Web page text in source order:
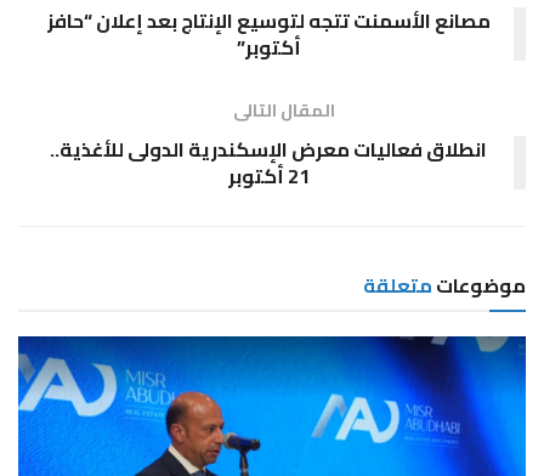
مصانع الأسمنت تتجه لتوسيع الإنتاج بعد إعلان “حافز
أكتوبر”
المقال التالى
انطلاق فعاليات معرض الإسكندرية الدولى للأغذية..
21 أكتوبر
موضوعاتمتعلقة